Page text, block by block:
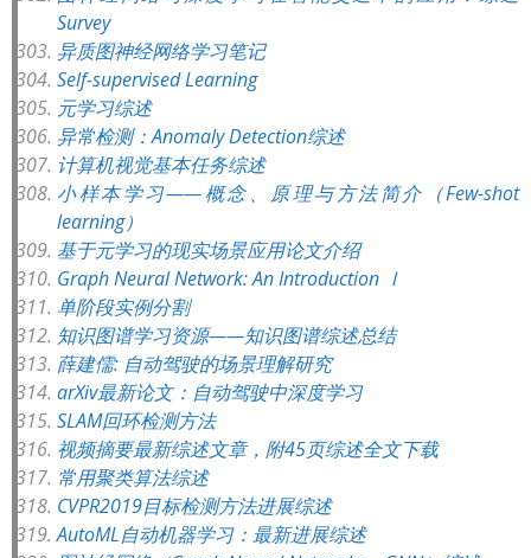
Survey
异质图神经网络学习笔记
Self-supervised Learning
元学习综述
异常检测：Anomaly Detection综述
计算机视觉基本任务综述
小样本学习——概念、原理与方法简介（Few-shot
learning）
基于元学习的现实场景应用论文介绍
Graph Neural Network: An Introduction Ⅰ
单阶段实例分割
知识图谱学习资源——知识图谱综述总结
薛建儒: 自动驾驶的场景理解研究
arXiv最新论文：自动驾驶中深度学习
SLAM回环检测方法
视频摘要最新综述文章，附45页综述全文下载
常用聚类算法综述
CVPR2019目标检测方法进展综述
AutoML自动机器学习：最新进展综述